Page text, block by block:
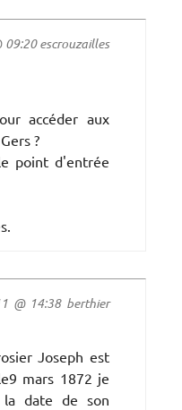
escrouzailles
accéder aux
?
point d'entrée
@ 14:38 berthier
Joseph est
mars 1872 je
date de son